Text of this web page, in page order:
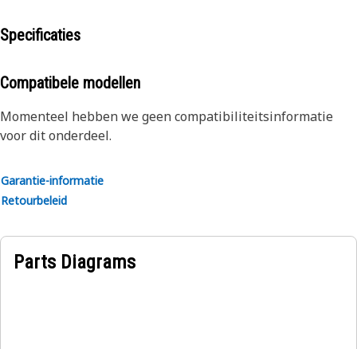
Specificaties
Compatibele modellen
Momenteel hebben we geen compatibiliteitsinformatie
voor dit onderdeel.
Garantie-informatie
Retourbeleid
Parts Diagrams